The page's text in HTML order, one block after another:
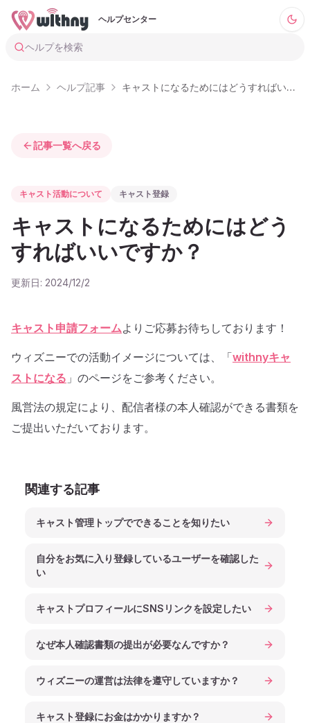
ヘルプセンター
ヘルプを検索
ホーム ヘルプ記事 キャストになるためにはどうすればいいですか
記事一覧へ戻る
キャスト活動について キャスト登録
キャストになるためにはどう
すればいいですか？
更新日: 2024/12/2
キャスト申請フォームよりご応募お待ちしております！
ウィズニーでの活動イメージについては、「withnyキャ
ストになる 」のページをご参考ください。
風営法の規定により、配信者様の本人確認ができる書類を
ご提出いただいております。
関連する記事
キャスト管理トップでできることを知りたい
自分をお気に入り登録しているユーザーを確認した
い
キャストプロフィールにSNSリンクを設定したい
なぜ本人確認書類の提出が必要なんですか？
ウィズニーの運営は法律を遵守していますか？
キャスト登録にお金はかかりますか？